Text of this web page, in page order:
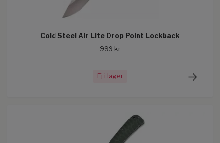
Cold Steel Air Lite Drop Point Lockback
999 kr
Ej i lager